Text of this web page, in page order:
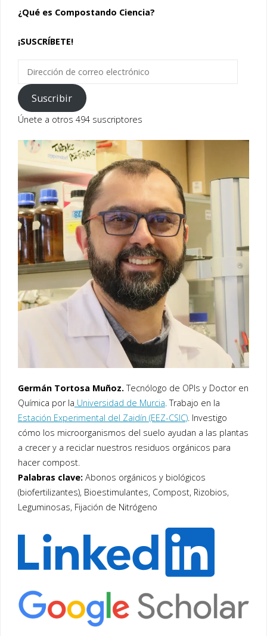
¿Qué es Compostando Ciencia?
¡SUSCRÍBETE!
correo
electrónico
Suscribir
Únete a otros 494 suscriptores
Germán Tortosa Muñoz.Tecnólogo de OPIs y Doctor en
Química por la Universidad de Murcia. Trabajo en la
Estación Experimental del Zaidín (EEZ-CSIC). Investigo
cómo los microorganismos del suelo ayudan a las plantas
a crecer y a reciclar nuestros residuos orgánicos para
hacer compost.
Palabras clave:Abonos orgánicos y biológicos
(biofertilizantes), Bioestimulantes, Compost, Rizobios,
Leguminosas, Fijación de Nitrógeno